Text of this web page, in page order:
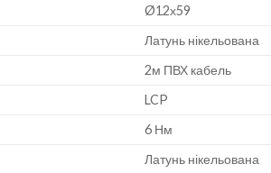
Ø12х59
Латунь нікельована
2м ПВХ кабель
LCP
6 Нм
Латунь нікельована